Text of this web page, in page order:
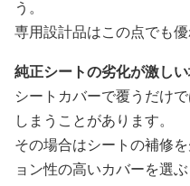
う。
専用設計品はこの点でも
純正シートの劣化が激し
シートカバーで覆うだけ
しまうことがあります。
その場合はシートの補修
ョン性の高いカバーを選